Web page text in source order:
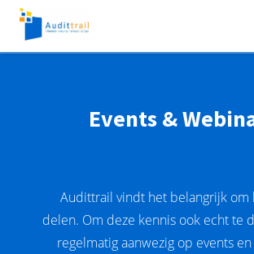
Events &
Audittrail vindt het belangrijk om
delen. Om deze kennis ook echt te
regelmatig aanwezig op events